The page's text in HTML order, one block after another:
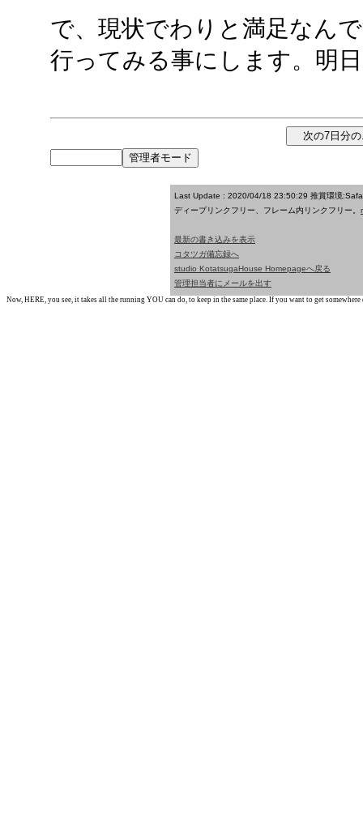
で、現状でわりと満足なん
行ってみる事にします。明
Last Update : 2020/04/18 23:50:29 推賞環境
ディープリンクフリー、フレーム内リンクフリー。
最新の書き込みを表示
コタツガ備忘録へ
studio KotatsugaHouse Homepageへ戻る
管理担当者にメールを出す
Now, HERE, you see, it takes all the running YOU can do, to keep in the same place. If you want to get